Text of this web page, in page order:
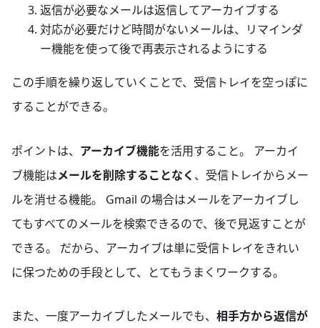
返信が必要なメールは返信してアーカイブする
対応が必要だけど時間がないメールは、リマインダ
ー機能を使って後で再表示されるようにする
この手順を繰り返していくことで、受信トレイを空っぽに
することができる。
ポイントは、 アーカイブ機能を活用すること。 アーカイ
ブ機能はメールを削除することなく 、受信トレイからメー
ルを消せる機能。 Gmail の場合はメールをアーカイブし
てもすべてのメールを検索できるので、後で見返すことが
できる。 だから、アーカイブは単に受信トレイをきれい
に保つための手段として、とてもうまくワークする。
また、一度アーカイブしたメールでも、 相手方から返信が